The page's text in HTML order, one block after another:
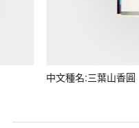
中文種名:三葉山香圓